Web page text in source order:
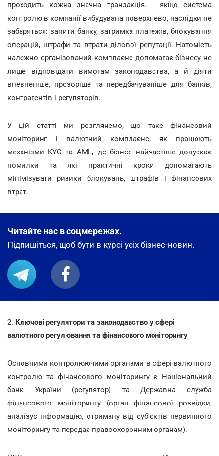
проходить кожна значна транзакція. І якщо система
контролю в компанії вибудувана поверхнево, наслідки не
забаряться: запити банку, затримка платежів, блокування
операцій, штрафи та втрати ділової репутації. Натомість
належно організований комплаєнс допомагає бізнесу не
лише відповідати вимогам законодавства, а й діяти
впевненіше, прозоріше та передбачуваніше для банків,
контрагентів і регуляторів.
У цій статті ми розглянемо, що таке фінансовий
моніторинг і валютний комплаєнс, як працюють
механізми KYC та AML, де бізнес найчастіше допускає
помилки та які практичні кроки допомагають
мінімізувати ризики блокувань, штрафів і фінансових
втрат.
Читайте нас в соцмережах.
Підпишіться, щоб бути в курсі усіх бізнес-новин.
2. Ключові регулятори та законодавство у сфері
валютного регулювання та фінансового моніторингу
Основними контролюючими органами в сфері валютного
контролю та фінансового моніторингу є Національний
банк України (регулятор) та Державна служба
фінансового моніторингу (орган фінансової розвідки,
аналізує інформацію, отриману від суб'єктів первинного
моніторингу та передає правоохоронним органам).